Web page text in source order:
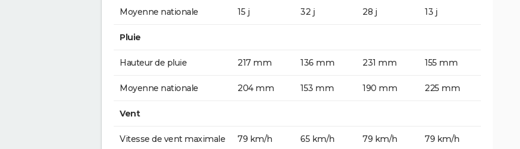
Moyenne nationale 15 j 32 j 28 j 13 j
Pluie
Hauteur de pluie 217 mm 136 mm 231 mm 155 mm
Moyenne nationale 204 mm 153 mm 190 mm 225 mm
Vent
Vitesse de vent maximale 79 km/h 65 km/h 79 km/h 79 km/h